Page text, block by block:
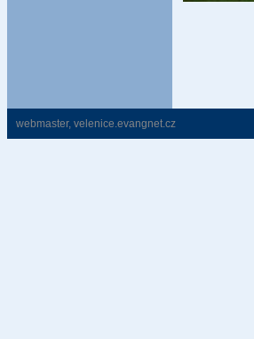
webmaster, velenice.evangnet.cz